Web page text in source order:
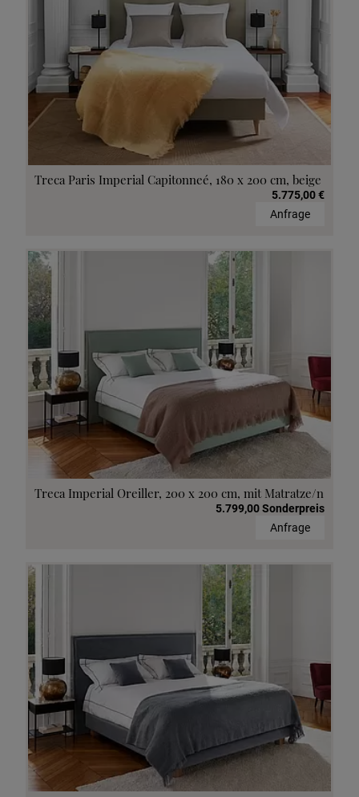
Treca Paris Imperial Capitonneé, 180 x 200 cm, beige
5.775,00 €
Anfrage
Treca Imperial Oreiller, 200 x 200 cm, mit Matratze/n
5.799,00 Sonderpreis
Anfrage